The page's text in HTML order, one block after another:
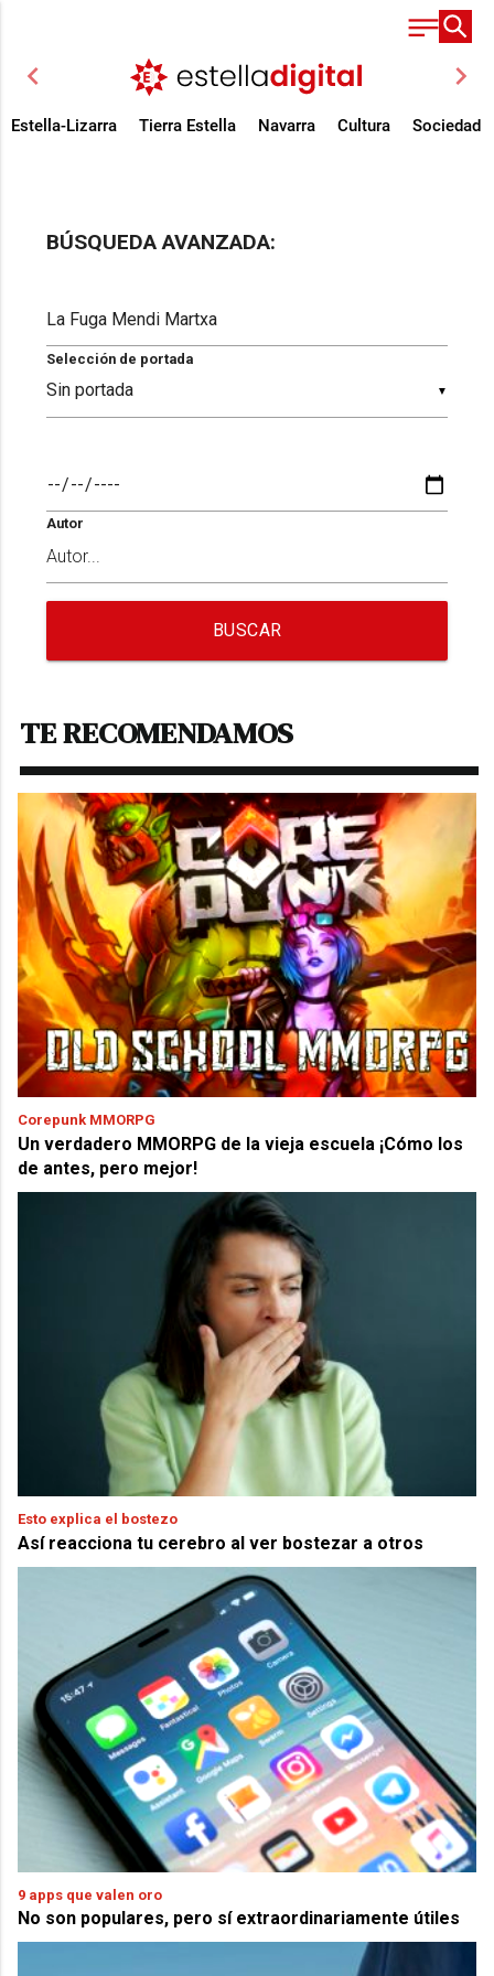
chevron_left chevron_right
Estella-Lizarra Tierra Estella Navarra Cultura Sociedad
BÚSQUEDA AVANZADA:
▼
Selección de portada
Autor
BUSCAR
TE RECOMENDAMOS
Corepunk MMORPG
Un verdadero MMORPG de la vieja escuela ¡Cómo los
de antes, pero mejor!
Esto explica el bostezo
Así reacciona tu cerebro al ver bostezar a otros
9 apps que valen oro
No son populares, pero sí extraordinariamente útiles